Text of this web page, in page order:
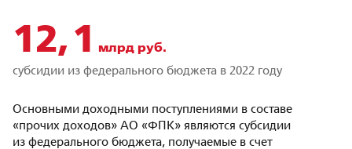
12,1 млрд руб.
субсидии из федерального бюджета в 2022 году
Основными доходными поступлениями в составе
«прочих доходов» АО «ФПК» являются субсидии
из федерального бюджета, получаемые в счет